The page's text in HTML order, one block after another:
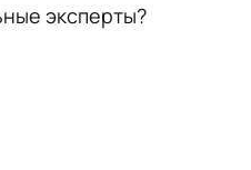
эксперты?